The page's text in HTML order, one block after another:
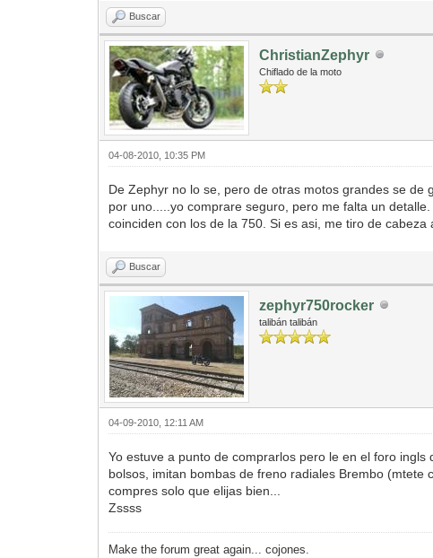
Buscar
ChristianZephyr
Chiflado de la moto
04-08-2010, 10:35 PM
De Zephyr no lo se, pero de otras motos grandes se
por uno.....yo comprare seguro, pero me falta un
coinciden con los de la 750. Si es asi, me tiro de cabeza
Buscar
zephyr750rocker
talibán talibán
04-09-2010, 12:11 AM
Yo estuve a punto de comprarlos pero le en el foro
bolsos, imitan bombas de freno radiales Brembo
compres solo que elijas bien...
Zssss
Make the forum great again... cojones.